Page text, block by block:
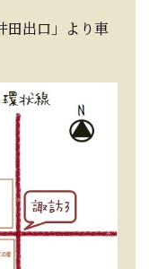
田出口」より車